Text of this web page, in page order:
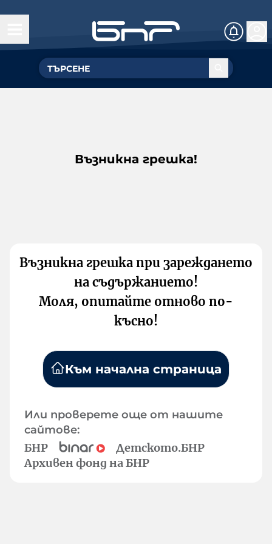
Възникна грешка!
Възникна грешка при зареждането
на съдържанието!
Моля, опитайте отново по-
късно!
Към начална страница
Или проверете още от нашите
сайтове:
БНР
Детското.БНР
Архивен фонд на БНР